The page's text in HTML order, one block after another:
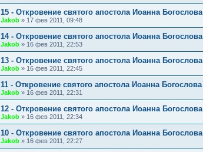
15 - Откровение святого апостола Иоанна Богослова
Jakob » 17 фев 2011, 09:48
14 - Откровение святого апостола Иоанна Богослова
Jakob » 16 фев 2011, 22:53
13 - Откровение святого апостола Иоанна Богослова
Jakob » 16 фев 2011, 22:45
11 - Откровение святого апостола Иоанна Богослова
Jakob » 16 фев 2011, 22:31
12 - Откровение святого апостола Иоанна Богослова
Jakob » 16 фев 2011, 22:34
10 - Откровение святого апостола Иоанна Богослова
Jakob » 16 фев 2011, 22:27